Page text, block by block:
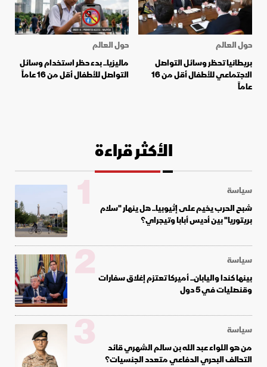
حول العالم
بريطانيا تحظر وسائل التواصل
الاجتماعي للأطفال أقل من 16
عاماً
حول العالم
ماليزيا.. بدء حظر استخدام وسائل
التواصل للأطفال أقل من 16 عاماً
الأكثر قراءة
سياسة
شبح الحرب يخيم على إثيوبيا.. هل ينهار "سلام
بريتوريا" بين أديس أبابا وتيجراي؟
1
سياسة
بينها كندا واليابان.. أميركا تعتزم إغلاق سفارات
وقنصليات في 5 دول
2
سياسة
من هو اللواء عبد الله بن سالم الشهري قائد
التحالف البحري الدفاعي متعدد الجنسيات؟
3